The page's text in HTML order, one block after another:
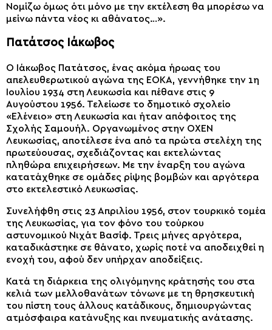
Νομίζω όμως ότι μόνο με την εκτέλεση θα μπορέσω να
μείνω πάντα νέος κι αθάνατος…».
Πατάτσος Ιάκωβος
Ο Ιάκωβος Πατάτσος, ένας ακόμα ήρωας του
απελευθερωτικού αγώνα της ΕΟΚΑ, γεννήθηκε την 1η
Ιουλίου 1934 στη Λευκωσία και πέθανε στις 9
Αυγούστου 1956. Τελείωσε το δημοτικό σχολείο
«Ελένειο» στη Λευκωσία και ήταν απόφοιτος της
Σχολής Σαμουήλ. Οργανωμένος στην ΟΧΕΝ
Λευκωσίας, αποτέλεσε ένα από τα πρώτα στελέχη της
πρωτεύουσας, σχεδιάζοντας και εκτελώντας
πληθώρα επιχειρήσεων. Με την έναρξη του αγώνα
κατατάχθηκε σε ομάδες ρίψης βομβών και αργότερα
στο εκτελεστικό Λευκωσίας.
Συνελήφθη στις 23 Απριλίου 1956, στον τουρκικό τομέα
της Λευκωσίας, για τον φόνο του τούρκου
αστυνομικού Νιχάτ Βασίφ. Τρεις μήνες αργότερα,
καταδικάστηκε σε θάνατο, χωρίς ποτέ να αποδειχθεί η
ενοχή του, αφού δεν υπήρχαν αποδείξεις.
Κατά τη διάρκεια της ολιγόμηνης κράτησής του στα
κελιά των μελλοθανάτων τόνωνε με τη θρησκευτική
του πίστη τους άλλους κατάδικους, δημιουργώντας
ατμόσφαιρα κατάνυξης και πνευματικής ανάτασης.